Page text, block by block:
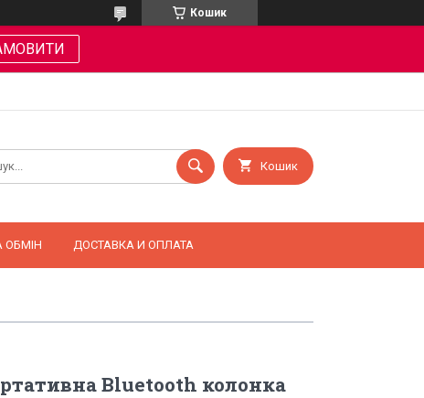
Кошик
Кошик
ОБМІН ДОСТАВКА И ОПЛАТА
Bluetooth колонка